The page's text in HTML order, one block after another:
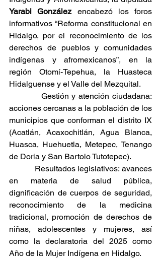
Yarabi González encabezó los foros
informativos “Reforma constitucional en
Hidalgo, por el reconocimiento de los
derechos de pueblos y comunidades
indígenas y afromexicanos”, en la
región Otomí-Tepehua, la Huasteca
Hidalguense y el Valle del Mezquital.
Gestión y atención ciudadana:
acciones cercanas a la población de los
municipios que conforman el distrito IX
(Acatlán, Acaxochitlán, Agua Blanca,
Huasca, Huehuetla, Metepec, Tenango
de Doria y San Bartolo Tutotepec).
Resultados legislativos: avances
en materia de salud pública,
dignificación de cuerpos de seguridad,
reconocimiento de la medicina
tradicional, promoción de derechos de
niñas, adolescentes y mujeres, así
como la declaratoria del 2025 como
Año de la Mujer Indígena en Hidalgo.